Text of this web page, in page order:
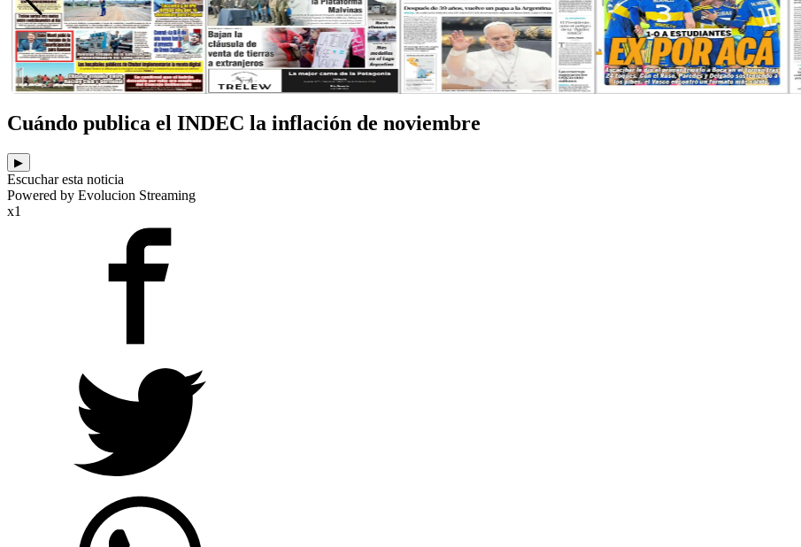
Cuándo publica el INDEC la inflación de noviembre
▶
Escuchar esta noticia
Powered by Evolucion Streaming
x1